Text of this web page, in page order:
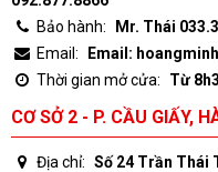
Bảo hành:
Mr. Thái
Email:
Email:
Thời gian mở cửa:
Từ
CƠ SỞ 2 - P. CẦU GIẤY,
Địa chỉ: Số 24 Trần Thái